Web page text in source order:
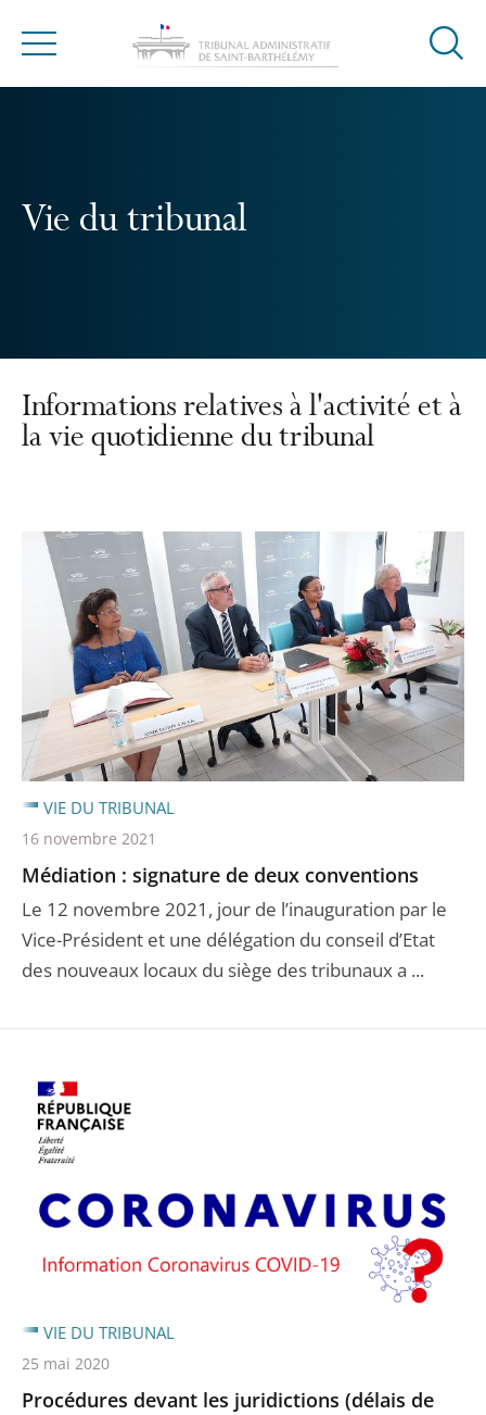
Menu
Ouvrir
Vie du tribunal
Informations relatives à l'activité et à
la vie quotidienne du tribunal
Médiation : signature de deux conventions
Le 12 novembre 2021, jour de l’inauguration par le
Vice-Président et une délégation du conseil d’Etat
des nouveaux locaux du siège des tribunaux a ...
VIE DU TRIBUNAL
16 novembre 2021
Procédures devant les juridictions (délais de
VIE DU TRIBUNAL
25 mai 2020